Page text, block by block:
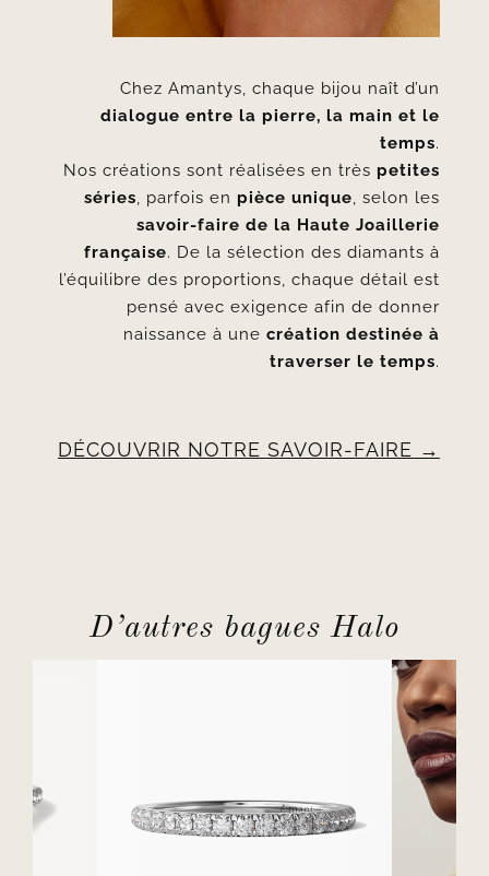
Chez Amantys, chaque bijou naît d’un
dialogue entre la pierre, la main et le
temps.
Nos créations sont réalisées en très petites
séries, parfois en pièce unique, selon les
savoir-faire de la Haute Joaillerie
française. De la sélection des diamants à
l’équilibre des proportions, chaque détail est
pensé avec exigence afin de donner
naissance à unecréation destinée à
traverser le temps.
DÉCOUVRIR NOTRE SAVOIR-FAIRE
D’autres bagues Halo